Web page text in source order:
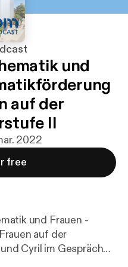
und
auf der
II
2022
free
und Frauen -
auf der
Cyril im Gespräch